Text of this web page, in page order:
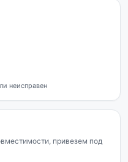
неисправен
привезем под